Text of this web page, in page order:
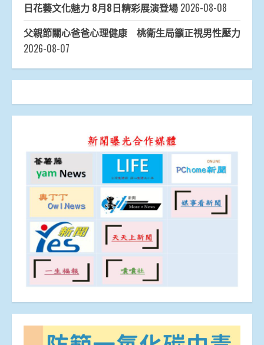
日花藝文化魅力 8月8日精彩展演登場 2026-08-08
父親節關心爸爸心理健康 桃衛生局籲正視男性壓力
2026-08-07